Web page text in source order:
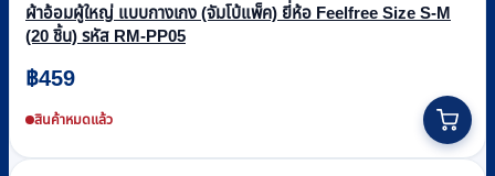
ผ้าอ้อมผู้ใหญ่ แบบกางเกง (จัมโบ้แพ็ค) ยี่ห้อ Feelfree Size S-M
(20 ชิ้น) รหัส RM-PP05
฿459
สินค้าหมดแล้ว